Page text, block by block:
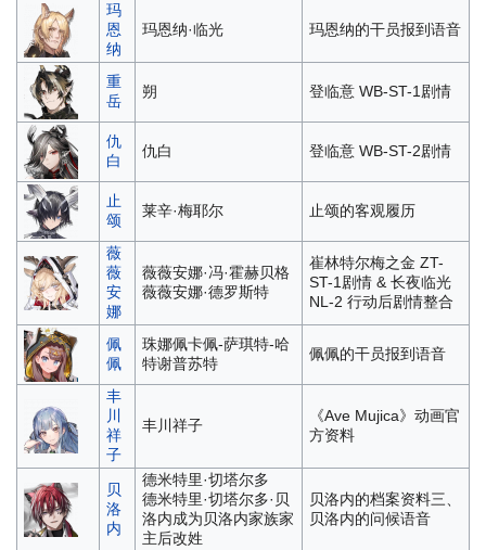
玛
恩
纳
玛恩纳·临光 玛恩纳的干员报到语音
重
岳
朔 登临意 WB-ST-1剧情
仇
白
仇白 登临意 WB-ST-2剧情
止
颂
莱辛·梅耶尔 止颂的客观履历
薇
薇
安
娜
薇薇安娜·冯·霍赫贝格
薇薇安娜·德罗斯特
崔林特尔梅之金 ZT-
ST-1剧情 & 长夜临光
NL-2 行动后剧情整合
佩
佩
珠娜佩卡佩-萨琪特-哈
特谢普苏特
佩佩的干员报到语音
丰
川
祥
子
丰川祥子
《Ave Mujica》动画官
方资料
贝
洛
内
德米特里·切塔尔多
德米特里·切塔尔多·贝
洛内成为贝洛内家族家
主后改姓
贝洛内的档案资料三、
贝洛内的问候语音